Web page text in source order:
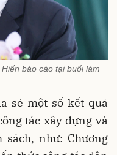
báo cáo tại buổi làm
sẻ một số kết quả
tác xây dựng và
như: Chương